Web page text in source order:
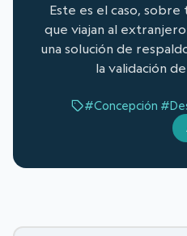
Este es el caso,
que viajan al
una solución de
la validación
#Concepción